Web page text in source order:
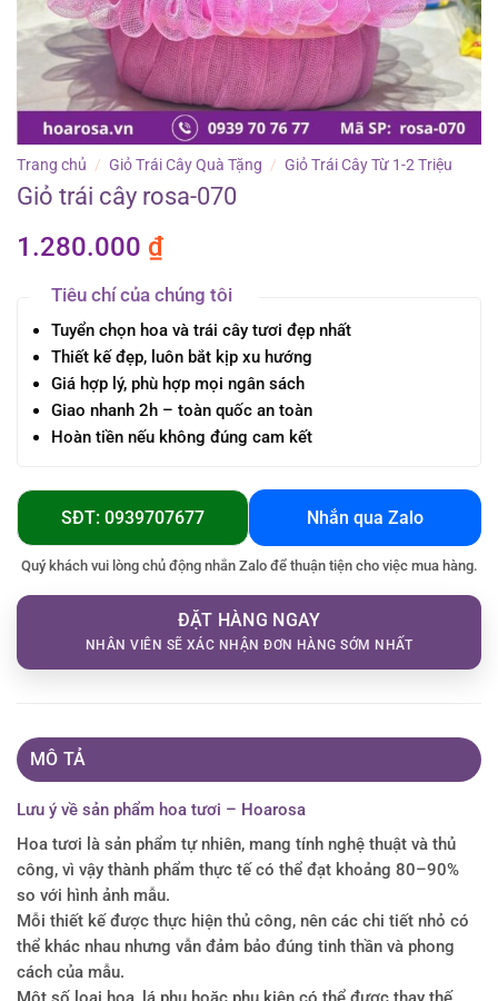
Trang chủ / Giỏ Trái Cây Quà Tặng / Giỏ Trái Cây Từ 1-2 Triệu
Giỏ trái cây rosa-070
1.280.000 ₫
Tiêu chí của chúng tôi
Tuyển chọn hoa và trái cây tươi đẹp nhất
Thiết kế đẹp, luôn bắt kịp xu hướng
Giá hợp lý, phù hợp mọi ngân sách
Giao nhanh 2h – toàn quốc an toàn
Hoàn tiền nếu không đúng cam kết
SĐT: 0939707677 Nhắn qua Zalo
Quý khách vui lòng chủ động nhắn Zalo để thuận tiện cho việc mua hàng.
ĐẶT HÀNG NGAY
NHÂN VIÊN SẼ XÁC NHẬN ĐƠN HÀNG SỚM NHẤT
MÔ TẢ
Lưu ý về sản phẩm hoa tươi – Hoarosa
Hoa tươi là sản phẩm tự nhiên, mang tính nghệ thuật và thủ
công, vì vậy thành phẩm thực tế có thể đạt khoảng 80–90%
so với hình ảnh mẫu.
Mỗi thiết kế được thực hiện thủ công, nên các chi tiết nhỏ có
thể khác nhau nhưng vẫn đảm bảo đúng tinh thần và phong
cách của mẫu.